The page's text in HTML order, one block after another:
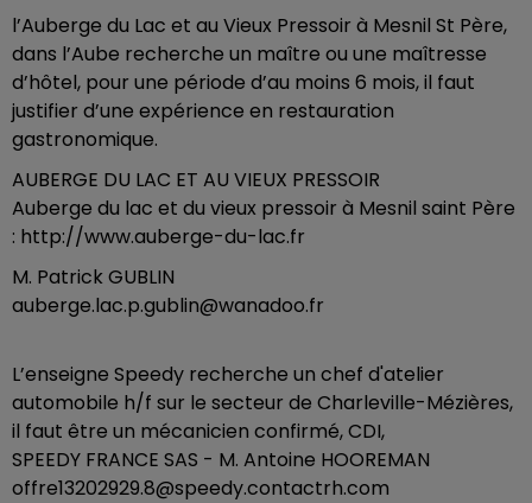
l’Auberge du Lac et au Vieux Pressoir à Mesnil St Père,
dans l’Aube recherche un maître ou une maîtresse
d’hôtel, pour une période d’au moins 6 mois, il faut
justifier d’une expérience en restauration
gastronomique.
AUBERGE DU LAC ET AU VIEUX PRESSOIR
Auberge du lac et du vieux pressoir à Mesnil saint Père
: http://www.auberge-du-lac.fr
M. Patrick GUBLIN
auberge.lac.p.gublin@wanadoo.fr
L’enseigne Speedy recherche un chef d'atelier
automobile h/f sur le secteur de Charleville-Mézières,
il faut être un mécanicien confirmé, CDI,
SPEEDY FRANCE SAS - M. Antoine HOOREMAN
offre13202929.8@speedy.contactrh.com